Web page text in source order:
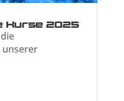
Kurse 2025
unserer